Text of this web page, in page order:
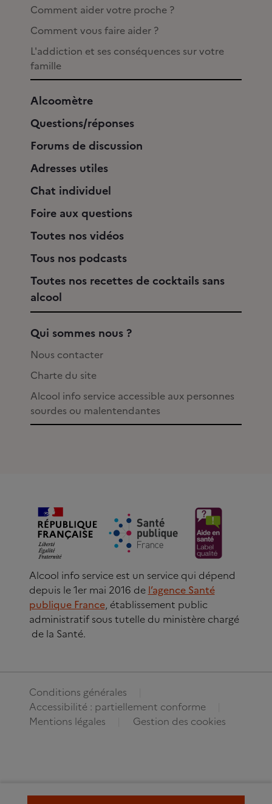
Comment aider votre proche ?
Comment vous faire aider ?
L'addiction et ses conséquences sur votre
famille
Alcoomètre
Questions/réponses
Forums de discussion
Adresses utiles
Chat individuel
Foire aux questions
Toutes nos vidéos
Tous nos podcasts
Toutes nos recettes de cocktails sans
alcool
Qui sommes nous ?
Nous contacter
Charte du site
Alcool info service accessible aux personnes
sourdes ou malentendantes
Alcool info service est un service qui dépend
depuis le 1er mai 2016 de l’agence Santé
publique France, établissement public
administratif sous tutelle du ministère chargé
de la Santé.
Conditions générales
Accessibilité : partiellement conforme
Mentions légales
Gestion des cookies